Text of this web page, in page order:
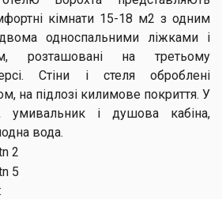
кімнати 15-18 м2 з одним
односпальними ліжками і
розташовані на третьому
Стіни і стеля оброблені
на підлозі килимове покриття. У
умивальник і душова кабіна,
вода.